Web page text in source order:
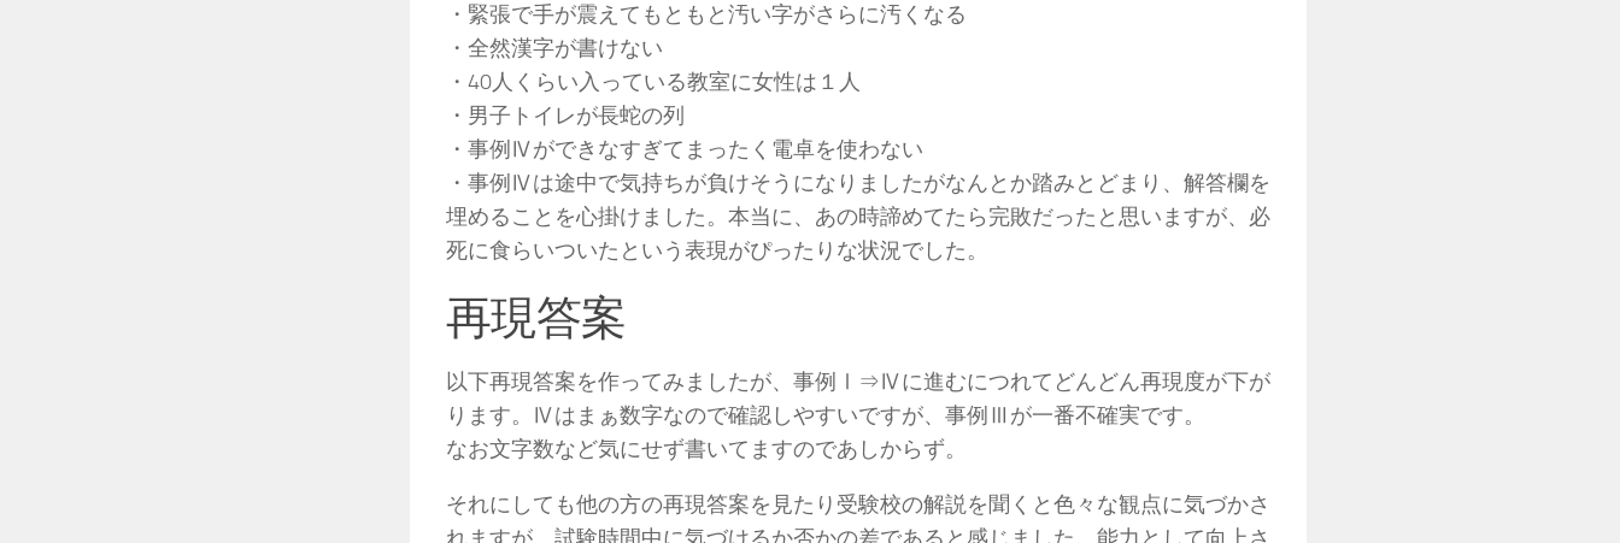
・緊張で手が震えてもともと汚い字がさらに汚くなる
・全然漢字が書けない
・40人くらい入っている教室に女性は１人
・男子トイレが長蛇の列
・事例Ⅳができなすぎてまったく電卓を使わない
・事例Ⅳは途中で気持ちが負けそうになりましたがなんとか踏みとどまり、解答欄を
埋めることを心掛けました。本当に、あの時諦めてたら完敗だったと思いますが、必
死に食らいついたという表現がぴったりな状況でした。
再現答案
以下再現答案を作ってみましたが、事例Ⅰ⇒Ⅳに進むにつれてどんどん再現度が下が
ります。Ⅳはまぁ数字なので確認しやすいですが、事例Ⅲが一番不確実です。
なお文字数など気にせず書いてますのであしからず。
それにしても他の方の再現答案を見たり受験校の解説を聞くと色々な観点に気づかさ